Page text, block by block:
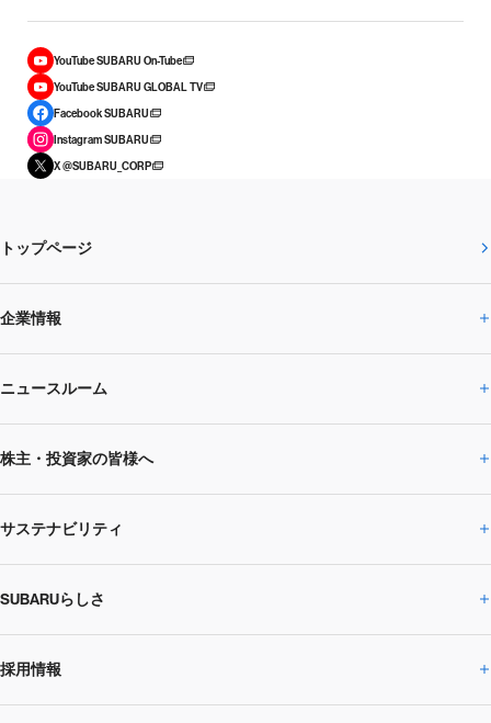
YouTube SUBARU On-Tube
YouTube SUBARU GLOBAL TV
Facebook SUBARU
Instagram SUBARU
X @SUBARU_CORP
トップページ
企業情報
企業情報トップ
SUBARUのありたい姿
SUBARU 2025方針
事業所・関係会社
ニュースルーム
ニュースルームトップ
ニュースリリース
閉じる
株主・投資家の皆様へ
株主・投資家の皆様へトップ
企業・経営
IRライブラリー
サステナビリティ
サステナビリティトップ
CEOサステナビリティ
SUBARUらしさ
SUBARUらしさトップ
採用情報